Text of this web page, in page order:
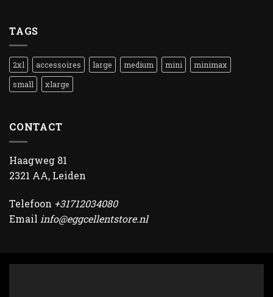
TAGS
2xl accessoires large medium mini
minimax
small
xlarge
CONTACT
Haagweg 81
2321 AA, Leiden
Telefoon +31712034080
Email info@eggcellentstore.nl